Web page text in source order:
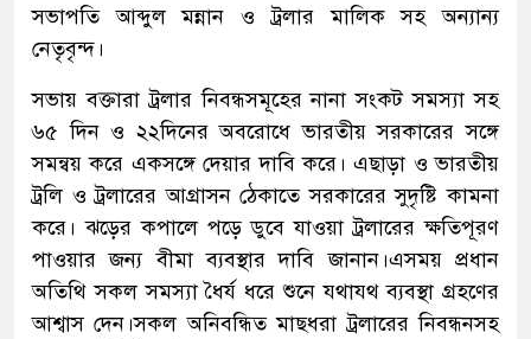
সভাপতি আব্দুল মন্নান ও ট্রলার মালিক সহ অন্যান্য
নেতৃবৃন্দ।
সভায় বক্তারা ট্রলার নিবন্ধসমূহের নানা সংকট সমস্যা সহ
৬৫ দিন ও ২২দিনের অবরোধে ভারতীয় সরকারের সঙ্গে
সমন্বয় করে একসঙ্গে দেয়ার দাবি করে। এছাড়া ও ভারতীয়
ট্রলি ও ট্রলারের আগ্রাসন ঠেকাতে সরকারের সুদৃষ্টি কামনা
করে। ঝড়ের কপালে পড়ে ডুবে যাওয়া ট্রলারের ক্ষতিপূরণ
পাওয়ার জন্য বীমা ব্যবস্থার দাবি জানান।এসময় প্রধান
অতিথি সকল সমস্যা ধৈর্য ধরে শুনে যথাযথ ব্যবস্থা গ্রহণের
আশ্বাস দেন।সকল অনিবন্ধিত মাছধরা ট্রলারের নিবন্ধনসহ